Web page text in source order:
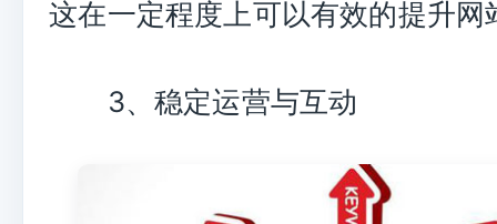
这在一定程度上可以有效的提升网
3、稳定运营与互动